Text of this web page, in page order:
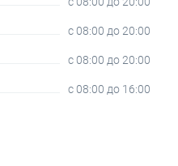
c 08:00 до 20:00
c 08:00 до 20:00
c 08:00 до 16:00